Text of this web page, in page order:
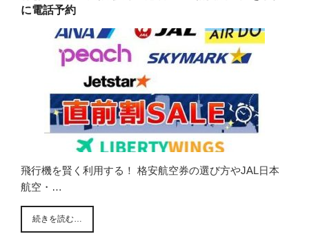
に電話予約
飛行機を賢く利用する！ 格安航空券の選び方やJAL日本
航空・…
続きを読む…